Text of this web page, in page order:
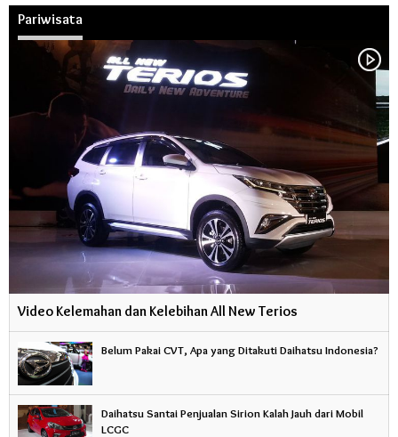
Pariwisata
Video Kelemahan dan Kelebihan All New Terios
Belum Pakai CVT, Apa yang Ditakuti Daihatsu Indonesia?
Daihatsu Santai Penjualan Sirion Kalah Jauh dari Mobil
LCGC